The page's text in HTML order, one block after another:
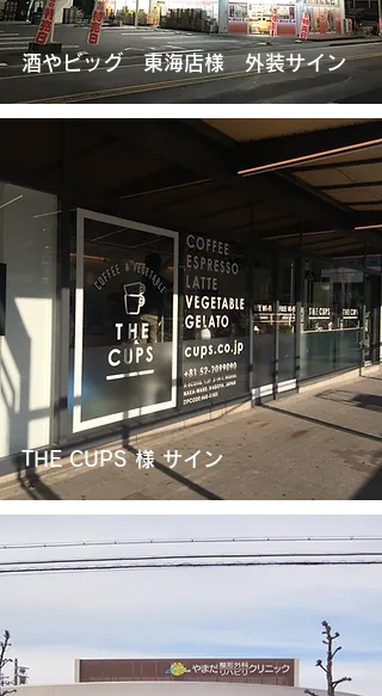
酒やビッグ 東海店様 外装サイン
THE CUPS 様 サイン